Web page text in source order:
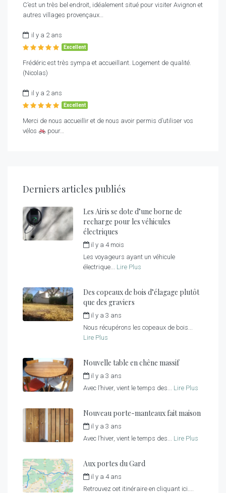
C’est un très bel endroit, idéalement situé pour visiter Avignon et
autres villages provençaux…
il y a 2 ans
Excellent
Frédéric est très sympa et accueillant. Logement de qualité.
(Nicolas)
il y a 2 ans
Excellent
Merci de nous accueillir et de nous avoir permis d’utiliser vos
vélos
pour…
Derniers articles publiés
Les Airis se dote d’une borne de
recharge pour les véhicules
électriques
il y a 4 mois
Les voyageurs ayant un véhicule
électrique... Lire Plus
Des copeaux de bois d’élagage plutôt
que des graviers
il y a 3 ans
Nous récupérons les copeaux de bois...
Lire Plus
Nouvelle table en chêne massif
il y a 3 ans
Avec l’hiver, vient le temps des... Lire Plus
Nouveau porte-manteaux fait maison
il y a 3 ans
Avec l’hiver, vient le temps des... Lire Plus
Aux portes du Gard
il y a 4 ans
Retrouvez cet itinéraire en cliquant ici....